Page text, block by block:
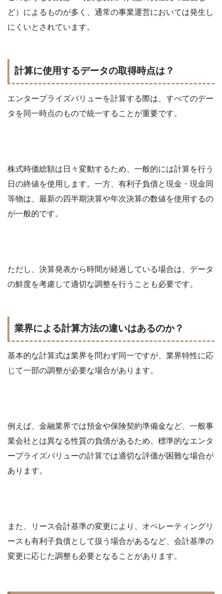
ど）によるものが多く、通常の事業運営においては発生し
にくいとされています。
計算に使用するデータの取得時点は？
エンタープライズバリューを計算する際は、すべてのデー
タを同一時点のもので統一することが重要です。
株式時価総額は日々変動するため、一般的には計算を行う
日の終値を使用します。一方、有利子負債と現金・現金同
等物は、最新の四半期決算や年次決算の数値を使用するの
が一般的です。
ただし、決算発表から時間が経過している場合は、データ
の鮮度を考慮して適切な調整を行うことも必要です。
業界による計算方法の違いはあるのか？
基本的な計算式は業界を問わず同一ですが、業界特性に応
じて一部の調整が必要な場合があります。
例えば、金融業界では預金や保険契約準備金など、一般事
業会社とは異なる性質の負債があるため、標準的なエンタ
ープライズバリューの計算では適切な評価が困難な場合が
あります。
また、リース会計基準の変更により、オペレーティングリ
ースも有利子負債として扱う場合があるなど、会計基準の
変更に応じた調整も必要となることがあります。